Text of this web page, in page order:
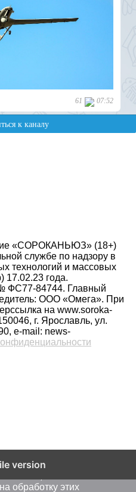
«СОРОКАНЬЮЗ» (18+)
службе по надзору в
технологий и массовых
17.02.23 года.
ФС77-84744. Главный
ООО «Омега». При
на www.soroka-
г. Ярославль, ул.
e-mail: news-
version
об IP - адресе и
обработку этих